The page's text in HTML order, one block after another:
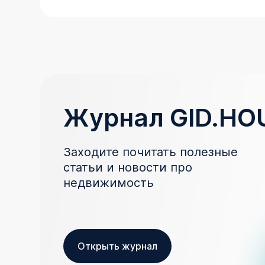
Журнал
Заходите почитать полезные
статьи и новости про
недвижимость
Открыть журнал